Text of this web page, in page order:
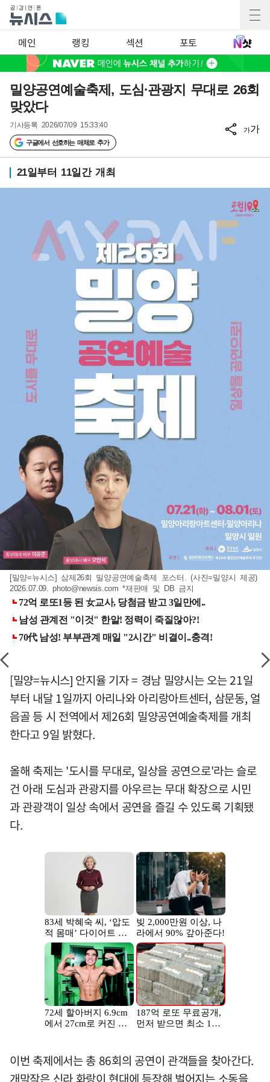
메인 랭킹 섹션 포토
밀양공연예술축제, 도심·관광지 무대로 26회
맞았다
기사등록 2026/07/09 15:33:40
구글에서 선호하는 매체로 추가
가가
21일부터 11일간 개최
[밀양=뉴시스] 삼제26회 밀양공연예술축제 포스터. (사진=밀양시 제공)
2026.07.09.photo@newsis.com *재판매 및 DB 금지
[밀양=뉴시스] 안지율 기자 = 경남 밀양시는 오는 21일
부터 내달 1일까지 아리나와 아리랑아트센터, 삼문동, 얼
음골 등 시 전역에서 제26회 밀양공연예술축제를 개최
한다고 9일 밝혔다.
올해 축제는 '도시를 무대로, 일상을 공연으로'라는 슬로
건 아래 도심과 관광지를 아우르는 무대 확장으로 시민
과 관광객이 일상 속에서 공연을 즐길 수 있도록 기획됐
다.
이번 축제에서는 총 86회의 공연이 관객들을 찾아간다.